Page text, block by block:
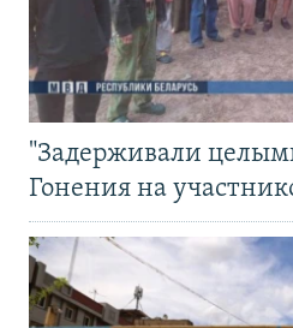
"Задерживали
Гонения на